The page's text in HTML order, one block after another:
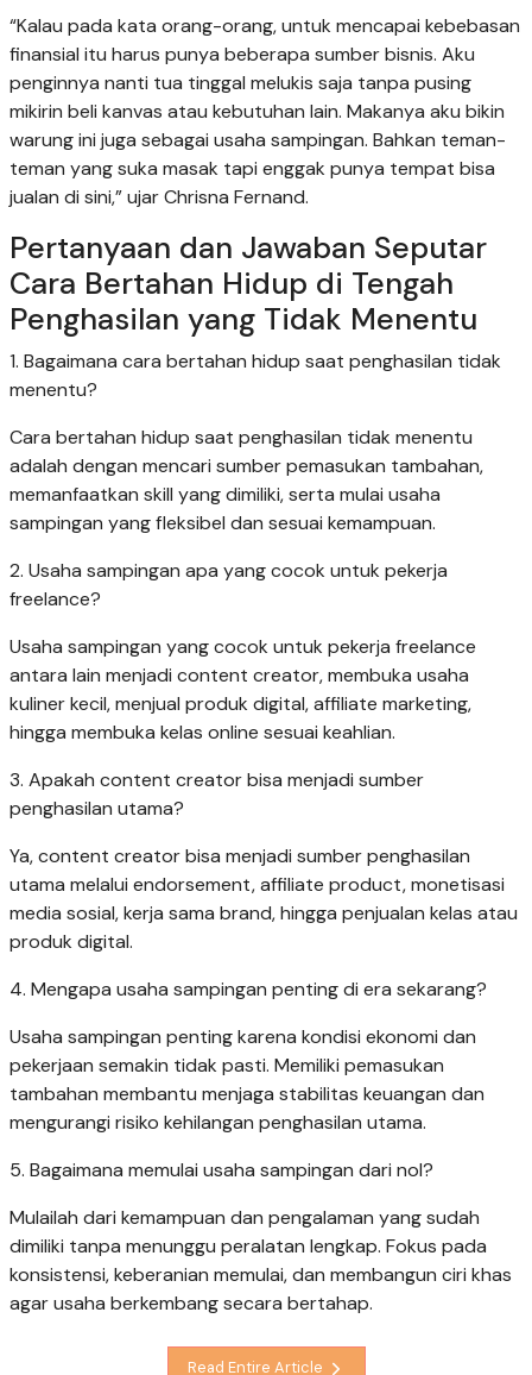
“Kalau pada kata orang-orang, untuk mencapai kebebasan
finansial itu harus punya beberapa sumber bisnis. Aku
penginnya nanti tua tinggal melukis saja tanpa pusing
mikirin beli kanvas atau kebutuhan lain. Makanya aku bikin
warung ini juga sebagai usaha sampingan. Bahkan teman-
teman yang suka masak tapi enggak punya tempat bisa
jualan di sini,” ujar Chrisna Fernand.
Pertanyaan dan Jawaban Seputar
Cara Bertahan Hidup di Tengah
Penghasilan yang Tidak Menentu
1. Bagaimana cara bertahan hidup saat penghasilan tidak
menentu?
Cara bertahan hidup saat penghasilan tidak menentu
adalah dengan mencari sumber pemasukan tambahan,
memanfaatkan skill yang dimiliki, serta mulai usaha
sampingan yang fleksibel dan sesuai kemampuan.
2. Usaha sampingan apa yang cocok untuk pekerja
freelance?
Usaha sampingan yang cocok untuk pekerja freelance
antara lain menjadi content creator, membuka usaha
kuliner kecil, menjual produk digital, affiliate marketing,
hingga membuka kelas online sesuai keahlian.
3. Apakah content creator bisa menjadi sumber
penghasilan utama?
Ya, content creator bisa menjadi sumber penghasilan
utama melalui endorsement, affiliate product, monetisasi
media sosial, kerja sama brand, hingga penjualan kelas atau
produk digital.
4. Mengapa usaha sampingan penting di era sekarang?
Usaha sampingan penting karena kondisi ekonomi dan
pekerjaan semakin tidak pasti. Memiliki pemasukan
tambahan membantu menjaga stabilitas keuangan dan
mengurangi risiko kehilangan penghasilan utama.
5. Bagaimana memulai usaha sampingan dari nol?
Mulailah dari kemampuan dan pengalaman yang sudah
dimiliki tanpa menunggu peralatan lengkap. Fokus pada
konsistensi, keberanian memulai, dan membangun ciri khas
agar usaha berkembang secara bertahap.
Read Entire Article